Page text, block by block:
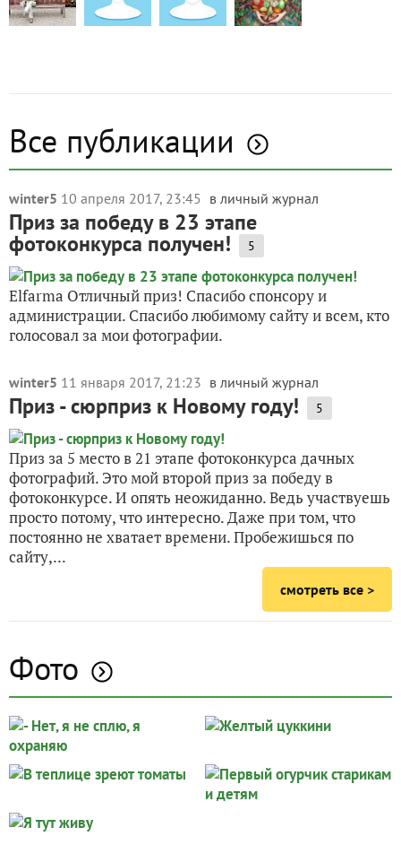
Все публикации
winter5 10 апреля 2017, 23:45 в личный журнал
Приз за победу в 23 этапе
фотоконкурса получен! 5
Elfarma Отличный приз! Спасибо спонсору и
администрации. Спасибо любимому сайту и всем, кто
голосовал за мои фотографии.
winter5 11 января 2017, 21:23 в личный журнал
Приз - сюрприз к Новому году! 5
Приз за 5 место в 21 этапе фотоконкурса дачных
фотографий. Это мой второй приз за победу в
фотоконкурсе. И опять неожиданно. Ведь участвуешь
просто потому, что интересно. Даже при том, что
постоянно не хватает времени. Пробежишься по
сайту,...
смотреть все >
Фото
грядки
охраняю
Елена К
грядки